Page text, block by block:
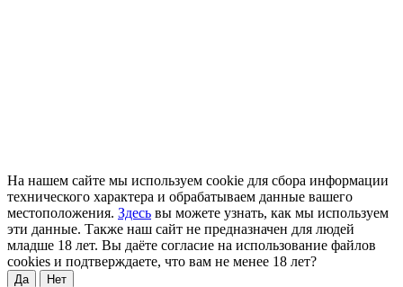
На нашем сайте мы используем cookie для сбора информации
технического характера и обрабатываем данные вашего
местоположения. Здесь вы можете узнать, как мы используем
эти данные. Также наш сайт не предназначен для людей
младше 18 лет. Вы даёте согласие на использование файлов
cookies и подтверждаете, что вам не менее 18 лет?
Да Нет